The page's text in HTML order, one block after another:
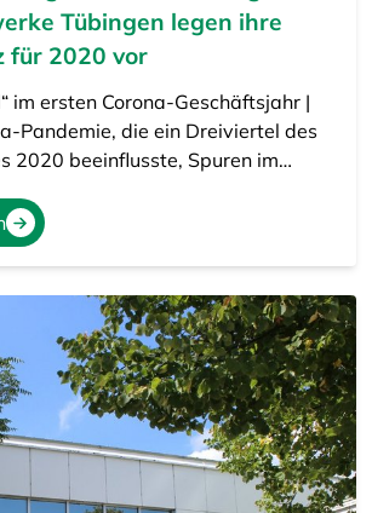
Tübingen legen ihre
für 2020 vor
im ersten Corona-Geschäftsjahr |
Pandemie, die ein Dreiviertel des
2020 beeinflusste, Spuren im…